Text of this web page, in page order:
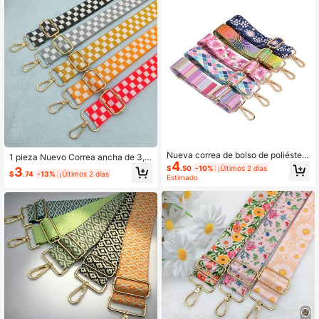
1 pieza Nuevo Correa ancha de 3,2
CM a cuadros, Correa ajustable par
a bolso, Accesorio de viaje
$3.74 -13% ¡Últimos 2 días
Nueva correa de bolso de poliéster i
mpresa de 3.8CM de colores, acces
orio de correa de hombro ajustable
$4.50 -10% ¡Últimos 2 días
Estimado